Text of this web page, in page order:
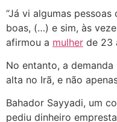
“Já vi algumas
boas, (…) e sim, às
afirmou a mulher de 23
No entanto, a
alta no Irã, e não
Bahador Sayyadi, um
pediu dinheiro